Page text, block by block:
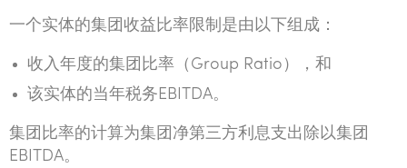
一个实体的集团收益比率限制是由以下组成：
收入年度的集团比率（Group Ratio），和
该实体的当年税务EBITDA。
集团比率的计算为集团净第三方利息支出除以集团
EBITDA。